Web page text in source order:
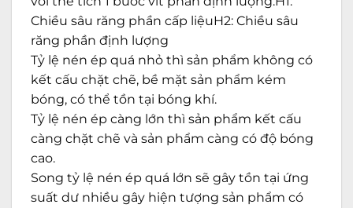
Chiều sâu răng phần cấp liệuH2: Chiều sâu
răng phần định lượng
Tỷ lệ nén ép quá nhỏ thì sản phẩm không có
kết cấu chặt chẽ, bề mặt sản phẩm kém
bóng, có thể tồn tại bóng khí.
Tỷ lệ nén ép càng lớn thì sản phẩm kết cấu
càng chặt chẽ và sản phẩm càng có độ bóng
cao.
Song tỷ lệ nén ép quá lớn sẽ gây tồn tại ứng
suất dư nhiều gây hiện tượng sản phẩm có